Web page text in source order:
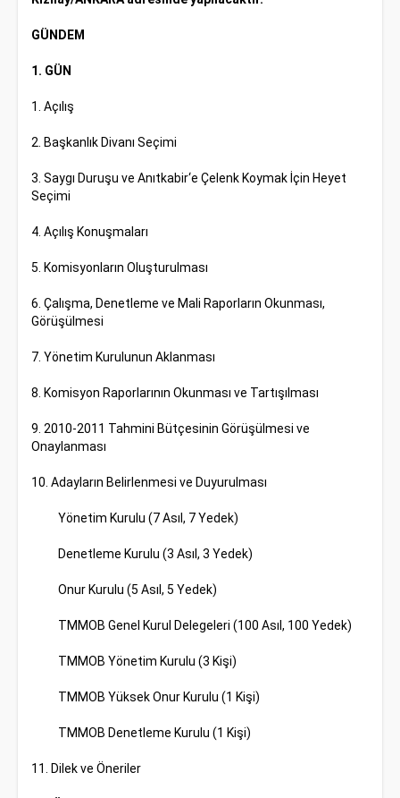
GÜNDEM
1. GÜN
1. Açılış
2. Başkanlık Divanı Seçimi
3. Saygı Duruşu ve Anıtkabir‘e Çelenk Koymak İçin Heyet
Seçimi
4. Açılış Konuşmaları
5. Komisyonların Oluşturulması
6. Çalışma, Denetleme ve Mali Raporların Okunması,
Görüşülmesi
7. Yönetim Kurulunun Aklanması
8. Komisyon Raporlarının Okunması ve Tartışılması
9. 2010-2011 Tahmini Bütçesinin Görüşülmesi ve
Onaylanması
10. Adayların Belirlenmesi ve Duyurulması
Yönetim Kurulu (7 Asıl, 7 Yedek)
Denetleme Kurulu (3 Asıl, 3 Yedek)
Onur Kurulu (5 Asıl, 5 Yedek)
TMMOB Genel Kurul Delegeleri (100 Asıl, 100 Yedek)
TMMOB Yönetim Kurulu (3 Kişi)
TMMOB Yüksek Onur Kurulu (1 Kişi)
TMMOB Denetleme Kurulu (1 Kişi)
11. Dilek ve Öneriler